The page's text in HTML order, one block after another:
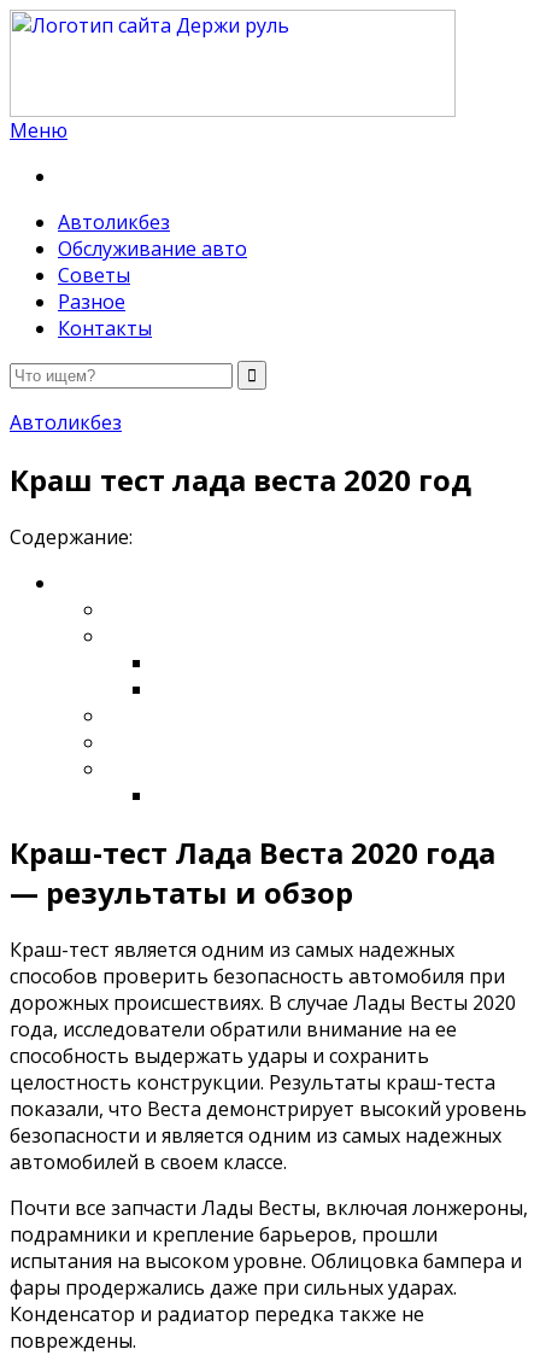
Меню
Автоликбез
Обслуживание авто
Советы
Разное
Контакты
Автоликбез
Краш тест лада веста 2020 год
Содержание:
Краш-тест Лада Веста 2020 года
— результаты и обзор
Краш-тест является одним из самых надежных
способов проверить безопасность автомобиля при
дорожных происшествиях. В случае Лады Весты 2020
года, исследователи обратили внимание на ее
способность выдержать удары и сохранить
целостность конструкции. Результаты краш-теста
показали, что Веста демонстрирует высокий уровень
безопасности и является одним из самых надежных
автомобилей в своем классе.
Почти все запчасти Лады Весты, включая лонжероны,
подрамники и крепление барьеров, прошли
испытания на высоком уровне. Облицовка бампера и
фары продержались даже при сильных ударах.
Конденсатор и радиатор передка также не
повреждены.